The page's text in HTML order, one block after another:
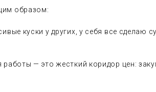
образом:
куски у других, у себя все сделаю
— это жесткий коридор цен: